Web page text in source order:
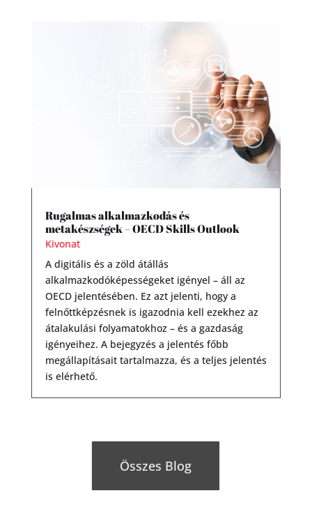
Rugalmas alkalmazkodás és
metakészségek – OECD Skills Outlook
Kivonat
A digitális és a zöld átállás
alkalmazkodóképességeket igényel – áll az
OECD jelentésében. Ez azt jelenti, hogy a
felnőttképzésnek is igazodnia kell ezekhez az
átalakulási folyamatokhoz – és a gazdaság
igényeihez. A bejegyzés a jelentés főbb
megállapításait tartalmazza, és a teljes jelentés
is elérhető.
Összes Blog